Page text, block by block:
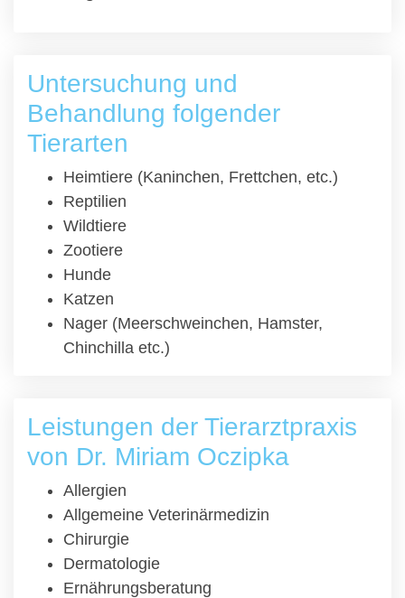
Untersuchung und
Behandlung folgender
Tierarten
Heimtiere (Kaninchen, Frettchen, etc.)
Reptilien
Wildtiere
Zootiere
Hunde
Katzen
Nager (Meerschweinchen, Hamster,
Chinchilla etc.)
Leistungen der Tierarztpraxis
von Dr. Miriam Oczipka
Allergien
Allgemeine Veterinärmedizin
Chirurgie
Dermatologie
Ernährungsberatung